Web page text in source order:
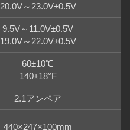
20.0V～23.0V±0.5V
9.5V～11.0V±0.5V
19.0V～22.0V±0.5V
60±10℃
140±18°F
2.1アンペア
440×247×100mm